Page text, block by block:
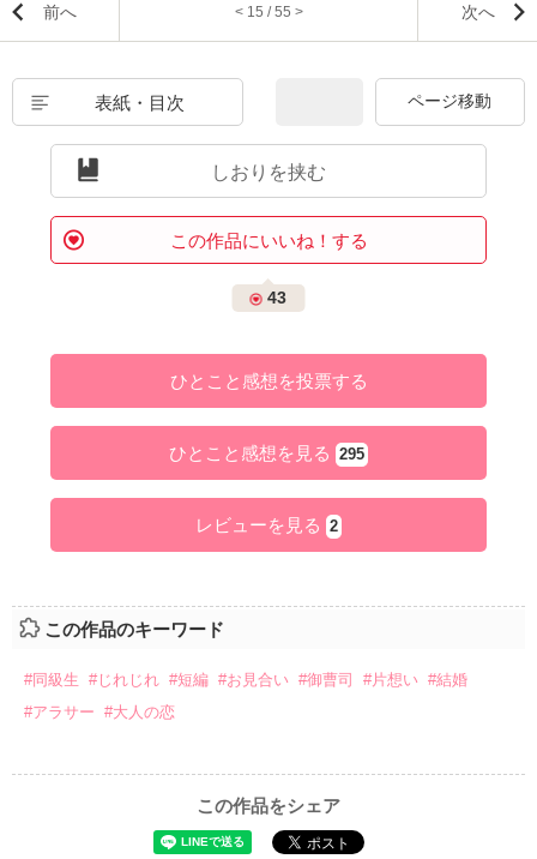
前へ < 15 / 55 > 次へ
表紙・目次
しおりを挟む
この作品にいいね！する
43
ひとこと感想を投票する
ひとこと感想を見る 295
レビューを見る 2
この作品のキーワード
#同級生 #じれじれ #短編 #お見合い #御曹司 #片想い #結婚
#アラサー #大人の恋
この作品をシェア